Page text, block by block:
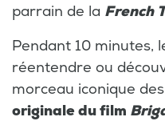
parrain de la French
Pendant 10 minutes,
réentendre ou
morceau iconique des
originale du film